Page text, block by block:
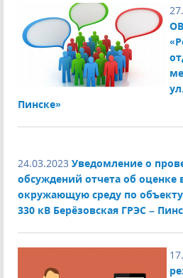
Пинске»
24.03.2023 Уведомление о
обсуждений отчета об оценке
окружающую среду по
330 кВ Берёзовская ГРЭС –